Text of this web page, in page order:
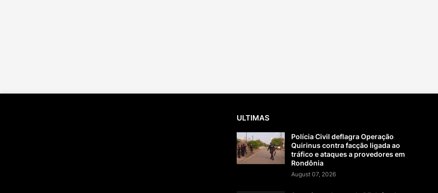
ULTIMAS
Polícia Civil deflagra Operação
Quirinus contra facção ligada ao
tráfico e ataques a provedores em
Rondônia
August 07, 2026